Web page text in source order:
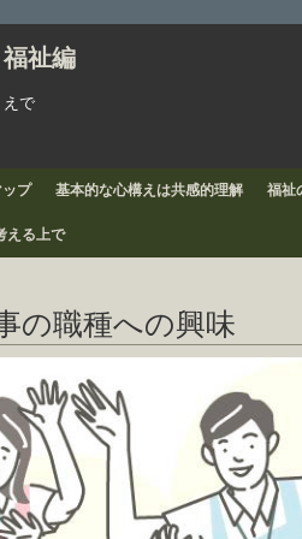
祉編
えで
プ 基本的な心構えは共感的理解 福祉
える上で
の職種への興味